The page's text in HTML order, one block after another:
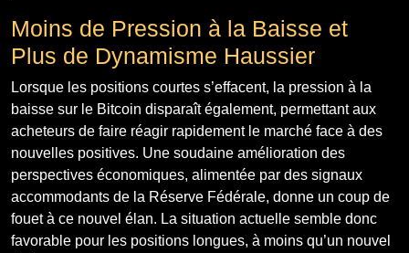
Moins de Pression à la Baisse et
Plus de Dynamisme Haussier
Lorsque les positions courtes s’effacent, la pression à la
baisse sur le Bitcoin disparaît également, permettant aux
acheteurs de faire réagir rapidement le marché face à des
nouvelles positives. Une soudaine amélioration des
perspectives économiques, alimentée par des signaux
accommodants de la Réserve Fédérale, donne un coup de
fouet à ce nouvel élan. La situation actuelle semble donc
favorable pour les positions longues, à moins qu’un nouvel